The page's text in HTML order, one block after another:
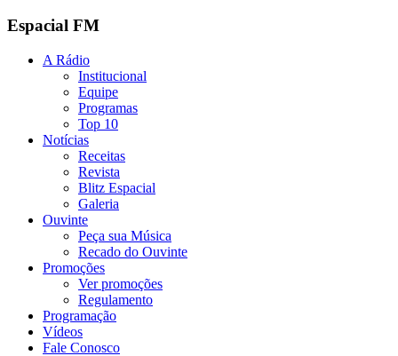
Espacial FM
A Rádio
Institucional
Equipe
Programas
Top 10
Notícias
Receitas
Revista
Blitz Espacial
Galeria
Ouvinte
Peça sua Música
Recado do Ouvinte
Promoções
Ver promoções
Regulamento
Programação
Vídeos
Fale Conosco